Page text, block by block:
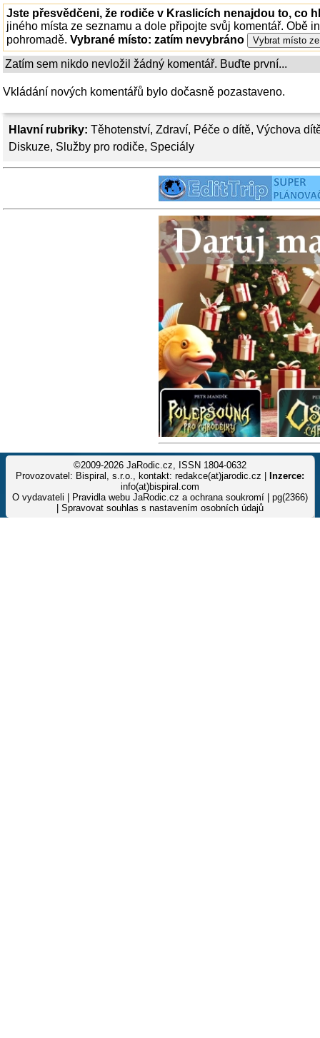
Hlavní rubriky: Těhotenství, Zdraví, Péče o dítě, Výchova
Diskuze, Služby pro rodiče, Speciály
Jste přesvědčeni, že rodiče v Kraslicích nenajdou to, co
jiného místa ze seznamu a dole připojte svůj komentář. Obě
pohromadě. Vybrané místo: zatím nevybráno
Zatím sem nikdo nevložil žádný komentář. Buďte první...
Vkládání nových komentářů bylo dočasně pozastaveno.
©2009-2026 JaRodic.cz, ISSN 1804-0632
Provozovatel: Bispiral, s.r.o., kontakt: redakce(at)jarodic.cz |
Inzerce:
info(at)bispiral.com
O vydavateli
Pravidla webu JaRodic.cz a ochrana soukromí | pg(2366)
Spravovat souhlas s nastavením osobních údajů